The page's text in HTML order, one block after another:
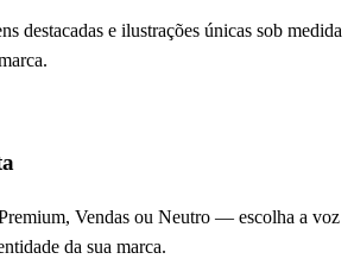
destacadas e ilustrações únicas sob medida
Vendas ou Neutro — escolha a voz
da sua marca.